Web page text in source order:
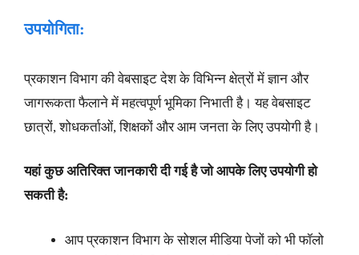
उपयोगिता:
प्रकाशन विभाग की वेबसाइट देश के विभिन्न क्षेत्रों में ज्ञान और
जागरूकता फैलाने में महत्वपूर्ण भूमिका निभाती है। यह वेबसाइट
छात्रों, शोधकर्ताओं, शिक्षकों और आम जनता के लिए उपयोगी है।
यहां कुछ अतिरिक्त जानकारी दी गई है जो आपके लिए उपयोगी हो
सकती है:
आप प्रकाशन विभाग के सोशल मीडिया पेजों को भी फॉलो